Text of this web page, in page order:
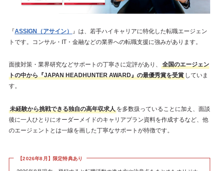
『ASSIGN（アサイン）
』は、若手ハイキャリアに特化した転職エージェン
トです。コンサル・IT・金融などの業界への転職支援に強みがあります。
面接対策・業界研究などサポートの丁寧さに定評があり、
全国のエージェン
トの中から『JAPAN HEADHUNTER AWARD』の最優秀賞を受賞していま
す。
未経験から挑戦できる独自の高年収求人を多数扱っていることに加え、面談
後に一人ひとりにオーダーメイドのキャリアプラン資料を作成するなど、他
のエージェントとは一線を画した丁寧なサポートが特徴です。
【2026年8月】限定特典あり